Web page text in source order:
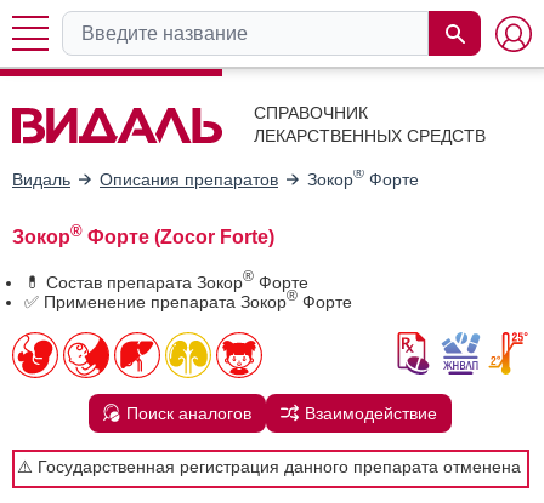
СПРАВОЧНИК
ЛЕКАРСТВЕННЫХ СРЕДСТВ
Видаль Описания препаратов Зокор® Форте
Зокор® Форте (Zocor Forte)
💊 Состав препарата Зокор® Форте
✅ Применение препарата Зокор® Форте
Поиск аналогов Взаимодействие
⚠️ Государственная регистрация данного препарата отменена